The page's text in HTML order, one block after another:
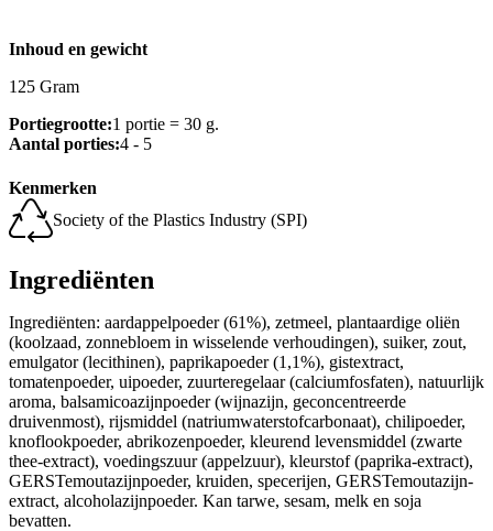
Inhoud en gewicht
125 Gram
Portiegrootte:1 portie = 30 g.
Aantal porties:4 - 5
Kenmerken
Society of the Plastics Industry (SPI)
Ingrediënten
Ingrediënten: aardappelpoeder (61%), zetmeel, plantaardige oliën
(koolzaad, zonnebloem in wisselende verhoudingen), suiker, zout,
emulgator (lecithinen), paprikapoeder (1,1%), gistextract,
tomatenpoeder, uipoeder, zuurteregelaar (calciumfosfaten), natuurlijk
aroma, balsamicoazijnpoeder (wijnazijn, geconcentreerde
druivenmost), rijsmiddel (natriumwaterstofcarbonaat), chilipoeder,
knoflookpoeder, abrikozenpoeder, kleurend levensmiddel (zwarte
thee-extract), voedingszuur (appelzuur), kleurstof (paprika-extract),
GERSTemoutazijnpoeder, kruiden, specerijen, GERSTemoutazijn-
extract, alcoholazijnpoeder. Kan tarwe, sesam, melk en soja
bevatten.